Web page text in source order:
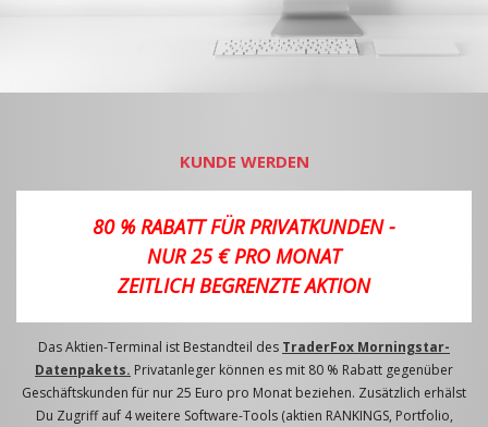
KUNDE WERDEN
80 % RABATT FÜR PRIVATKUNDEN -
NUR 25 € PRO MONAT
ZEITLICH BEGRENZTE AKTION
Das Aktien-Terminal ist Bestandteil des TraderFox Morningstar-
Datenpakets. Privatanleger können es mit 80 % Rabatt gegenüber
Geschäftskunden für nur 25 Euro pro Monat beziehen. Zusätzlich erhälst
Du Zugriff auf 4 weitere Software-Tools (aktien RANKINGS, Portfolio,